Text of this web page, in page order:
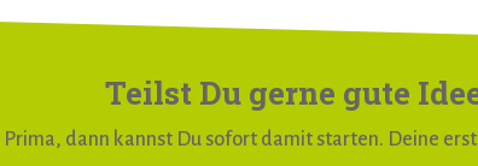
Teilst Du gerne gute
Prima, dann kannst Du sofort damit starten. Deine